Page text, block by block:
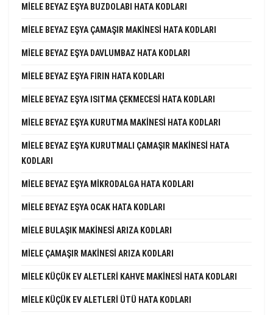
MIELE BEYAZ EŞYA BUZDOLABI HATA KODLARI
MIELE BEYAZ EŞYA ÇAMAŞIR MAKINESI HATA KODLARI
MIELE BEYAZ EŞYA DAVLUMBAZ HATA KODLARI
MIELE BEYAZ EŞYA FIRIN HATA KODLARI
MIELE BEYAZ EŞYA ISITMA ÇEKMECESI HATA KODLARI
MIELE BEYAZ EŞYA KURUTMA MAKINESI HATA KODLARI
MIELE BEYAZ EŞYA KURUTMALI ÇAMAŞIR MAKINESI HATA
KODLARI
MIELE BEYAZ EŞYA MIKRODALGA HATA KODLARI
MIELE BEYAZ EŞYA OCAK HATA KODLARI
MIELE BULAŞIK MAKINESI ARIZA KODLARI
MIELE ÇAMAŞIR MAKINESI ARIZA KODLARI
MIELE KÜÇÜK EV ALETLERI KAHVE MAKINESI HATA KODLARI
MIELE KÜÇÜK EV ALETLERI ÜTÜ HATA KODLARI